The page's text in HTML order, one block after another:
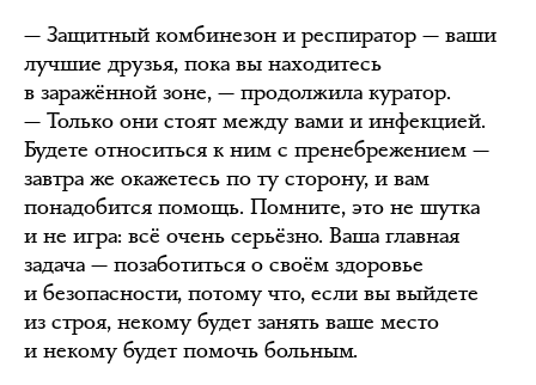
— Защитный комбинезон и респиратор — ваши
лучшие друзья, пока вы находитесь
в заражённой зоне, — продолжила куратор.
— Только они стоят между вами и инфекцией.
Будете относиться к ним с пренебрежением —
завтра же окажетесь по ту сторону, и вам
понадобится помощь. Помните, это не шутка
и не игра: всё очень серьёзно. Ваша главная
задача — позаботиться о своём здоровье
и безопасности, потому что, если вы выйдете
из строя, некому будет занять ваше место
и некому будет помочь больным.